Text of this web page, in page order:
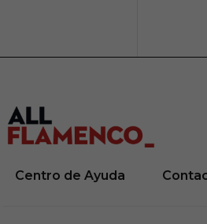
Centro de Ayuda